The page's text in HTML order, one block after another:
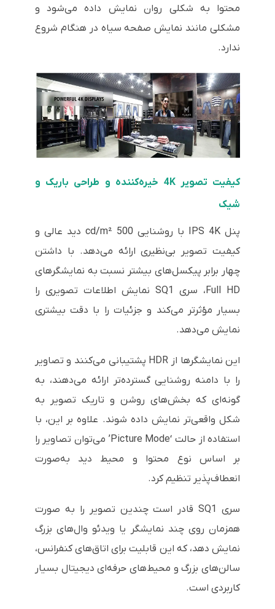
محتوا به شکلی روان نمایش داده می‌شود و
مشکلی مانند نمایش صفحه سیاه در هنگام شروع
ندارد.
کیفیت تصویر 4K خیره‌کننده و طراحی باریک و
شیک
پنل IPS 4K با روشنایی 500 cd/m² دید عالی و
کیفیت تصویر بی‌نظیری ارائه می‌دهد. با داشتن
چهار برابر پیکسل‌های بیشتر نسبت به نمایشگرهای
Full HD، سری SQ1 نمایش اطلاعات تصویری را
بسیار مؤثرتر می‌کند و جزئیات را با دقت بیشتری
نمایش می‌دهد.
این نمایشگرها از HDR پشتیبانی می‌کنند و تصاویر
را با دامنه روشنایی گسترده‌تر ارائه می‌دهند، به
گونه‌ای که بخش‌های روشن و تاریک تصویر به
شکل واقعی‌تر نمایش داده شوند. علاوه بر این، با
استفاده از حالت ‘Picture Mode’ می‌توان تصاویر را
بر اساس نوع محتوا و محیط دید به‌صورت
انعطاف‌پذیر تنظیم کرد.
سری SQ1 قادر است چندین تصویر را به صورت
همزمان روی چند نمایشگر یا ویدئو وال‌های بزرگ
نمایش دهد، که این قابلیت برای اتاق‌های کنفرانس،
سالن‌های بزرگ و محیط‌های حرفه‌ای دیجیتال بسیار
کاربردی است.